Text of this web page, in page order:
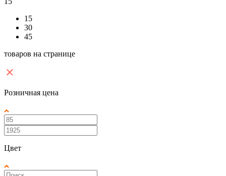
15
30
45
товаров на странице
Розничная цена
Цвет